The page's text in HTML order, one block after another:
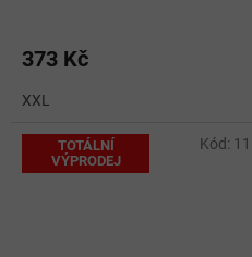
373 Kč
XXL
TOTÁLNÍ
VÝPRODEJ
Kód: